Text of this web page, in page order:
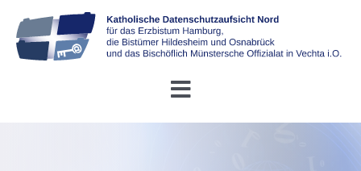
content
Toggle
Navigation